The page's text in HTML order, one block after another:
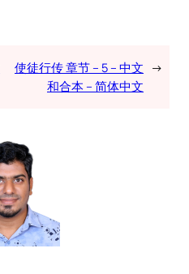
使徒行传 章节 – 5 – 中文
和合本 – 简体中文
→